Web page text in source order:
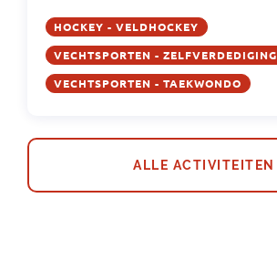
HOCKEY - VELDHOCKEY
VECHTSPORTEN - ZELFVERDEDIGING
VECHTSPORTEN - TAEKWONDO
ALLE ACTIVITEITEN